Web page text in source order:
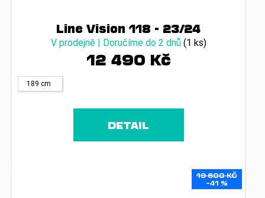
Line Vision 118 - 23/24
V prodejně | Doručíme do 2 dnů (1 ks)
12 490 Kč
189 cm
DETAIL
19 600 KČ
–41 %